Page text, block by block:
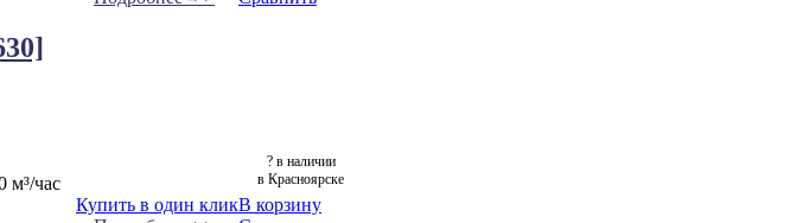
м³/час
Купить в один клик
? в наличии
в Красноярске
В корзину